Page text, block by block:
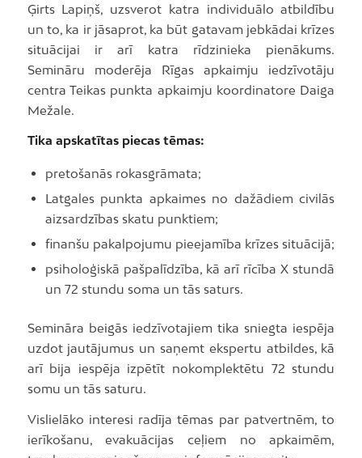
Ģirts Lapiņš, uzsverot katra individuālo atbildību
un to, ka ir jāsaprot, ka būt gatavam jebkādai krīzes
situācijai ir arī katra rīdzinieka pienākums.
Semināru moderēja Rīgas apkaimju iedzīvotāju
centra Teikas punkta apkaimju koordinatore Daiga
Mežale.
Tika apskatītas piecas tēmas:
pretošanās rokasgrāmata;
Latgales punkta apkaimes no dažādiem civilās
aizsardzības skatu punktiem;
finanšu pakalpojumu pieejamība krīzes situācijā;
psiholoģiskā pašpalīdzība, kā arī rīcība X stundā
un 72 stundu soma un tās saturs.
Semināra beigās iedzīvotajiem tika sniegta iespēja
uzdot jautājumus un saņemt ekspertu atbildes, kā
arī bija iespēja izpētīt nokomplektētu 72 stundu
somu un tās saturu.
Vislielāko interesi radīja tēmas par patvertnēm, to
ierīkošanu, evakuācijas ceļiem no apkaimēm,